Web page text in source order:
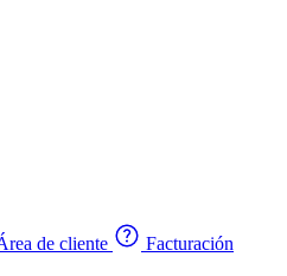
de cliente
Facturación